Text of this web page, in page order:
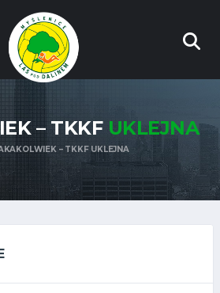
– TKKF UKLEJNA
– TKKF UKLEJNA